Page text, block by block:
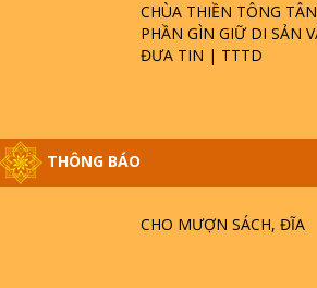
CHÙA THIỀN TÔNG
PHẦN GÌN GIỮ DI SẢN
ĐƯA TIN | TTTD
THÔNG BÁO
CHO MƯỢN SÁCH, ĐĨA
HỘI GÌ? TỬ VÌ ĐẠO